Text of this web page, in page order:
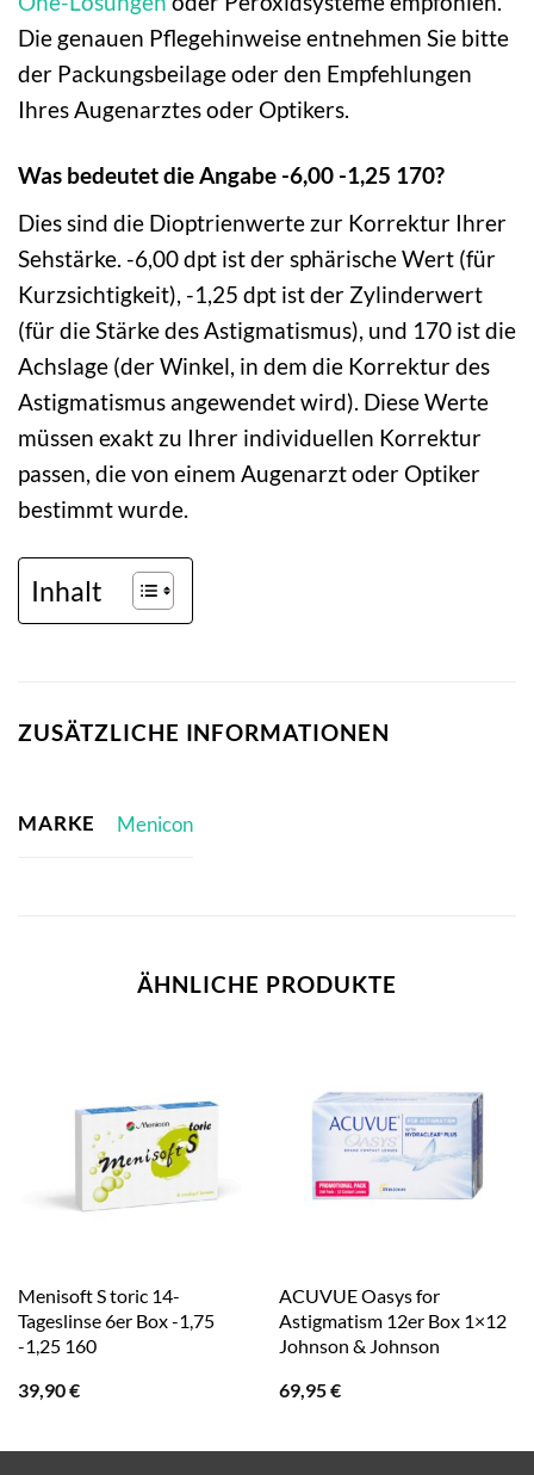
Die genauen Pflegehinweise entnehmen Sie bitte
der Packungsbeilage oder den Empfehlungen
Ihres Augenarztes oder Optikers.
Was bedeutet die Angabe -6,00 -1,25 170?
Dies sind die Dioptrienwerte zur Korrektur Ihrer
Sehstärke. -6,00 dpt ist der sphärische Wert (für
Kurzsichtigkeit), -1,25 dpt ist der Zylinderwert
(für die Stärke des Astigmatismus), und 170 ist die
Achslage (der Winkel, in dem die Korrektur des
Astigmatismus angewendet wird). Diese Werte
müssen exakt zu Ihrer individuellen Korrektur
passen, die von einem Augenarzt oder Optiker
bestimmt wurde.
Inhalt
ZUSÄTZLICHE INFORMATIONEN
MARKE Menicon
ÄHNLICHE PRODUKTE
Menisoft S toric 14-
Tageslinse 6er Box -1,75
-1,25 160
39,90€
ACUVUE Oasys for
Astigmatism 12er Box 1×12
Johnson & Johnson
69,95€